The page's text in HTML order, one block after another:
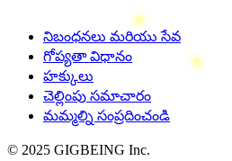
నిబంధనలు మరియు సేవ
గోప్యతా విధానం
హక్కులు
చెల్లింపు సమాచారం
మమ్మల్ని సంప్రదించండి
© 2025 GIGBEING Inc.